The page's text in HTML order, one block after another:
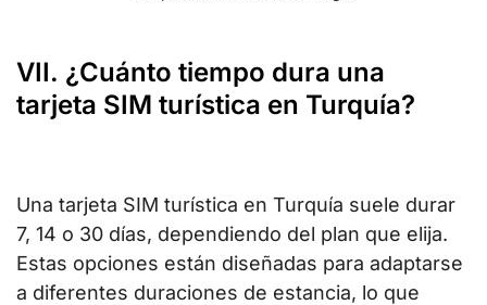
VII. ¿Cuánto tiempo dura una
tarjeta SIM turística en Turquía?
Una tarjeta SIM turística en Turquía suele durar
7, 14 o 30 días, dependiendo del plan que elija.
Estas opciones están diseñadas para adaptarse
a diferentes duraciones de estancia, lo que